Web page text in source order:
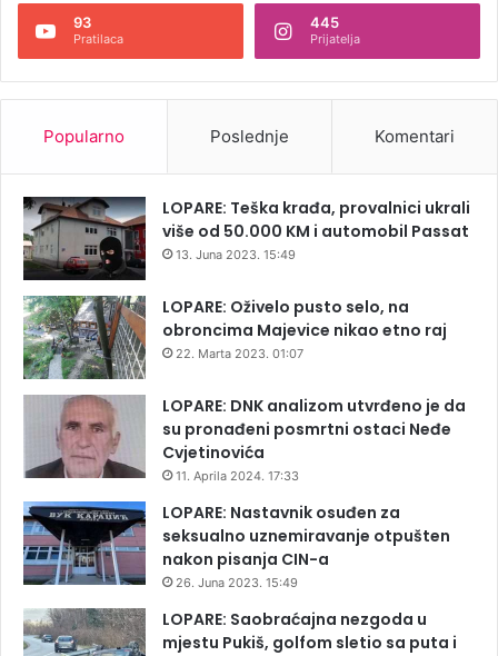
93
Pratilaca
445
Prijatelja
Popularno Poslednje Komentari
LOPARE: Teška krađa, provalnici ukrali
više od 50.000 KM i automobil Passat
13. Juna 2023. 15:49
LOPARE: Oživelo pusto selo, na
obroncima Majevice nikao etno raj
22. Marta 2023. 01:07
LOPARE: DNK analizom utvrđeno je da
su pronađeni posmrtni ostaci Neđe
Cvjetinovića
11. Aprila 2024. 17:33
LOPARE: Nastavnik osuđen za
seksualno uznemiravanje otpušten
nakon pisanja CIN-a
26. Juna 2023. 15:49
LOPARE: Saobraćajna nezgoda u
mjestu Pukiš, golfom sletio sa puta i